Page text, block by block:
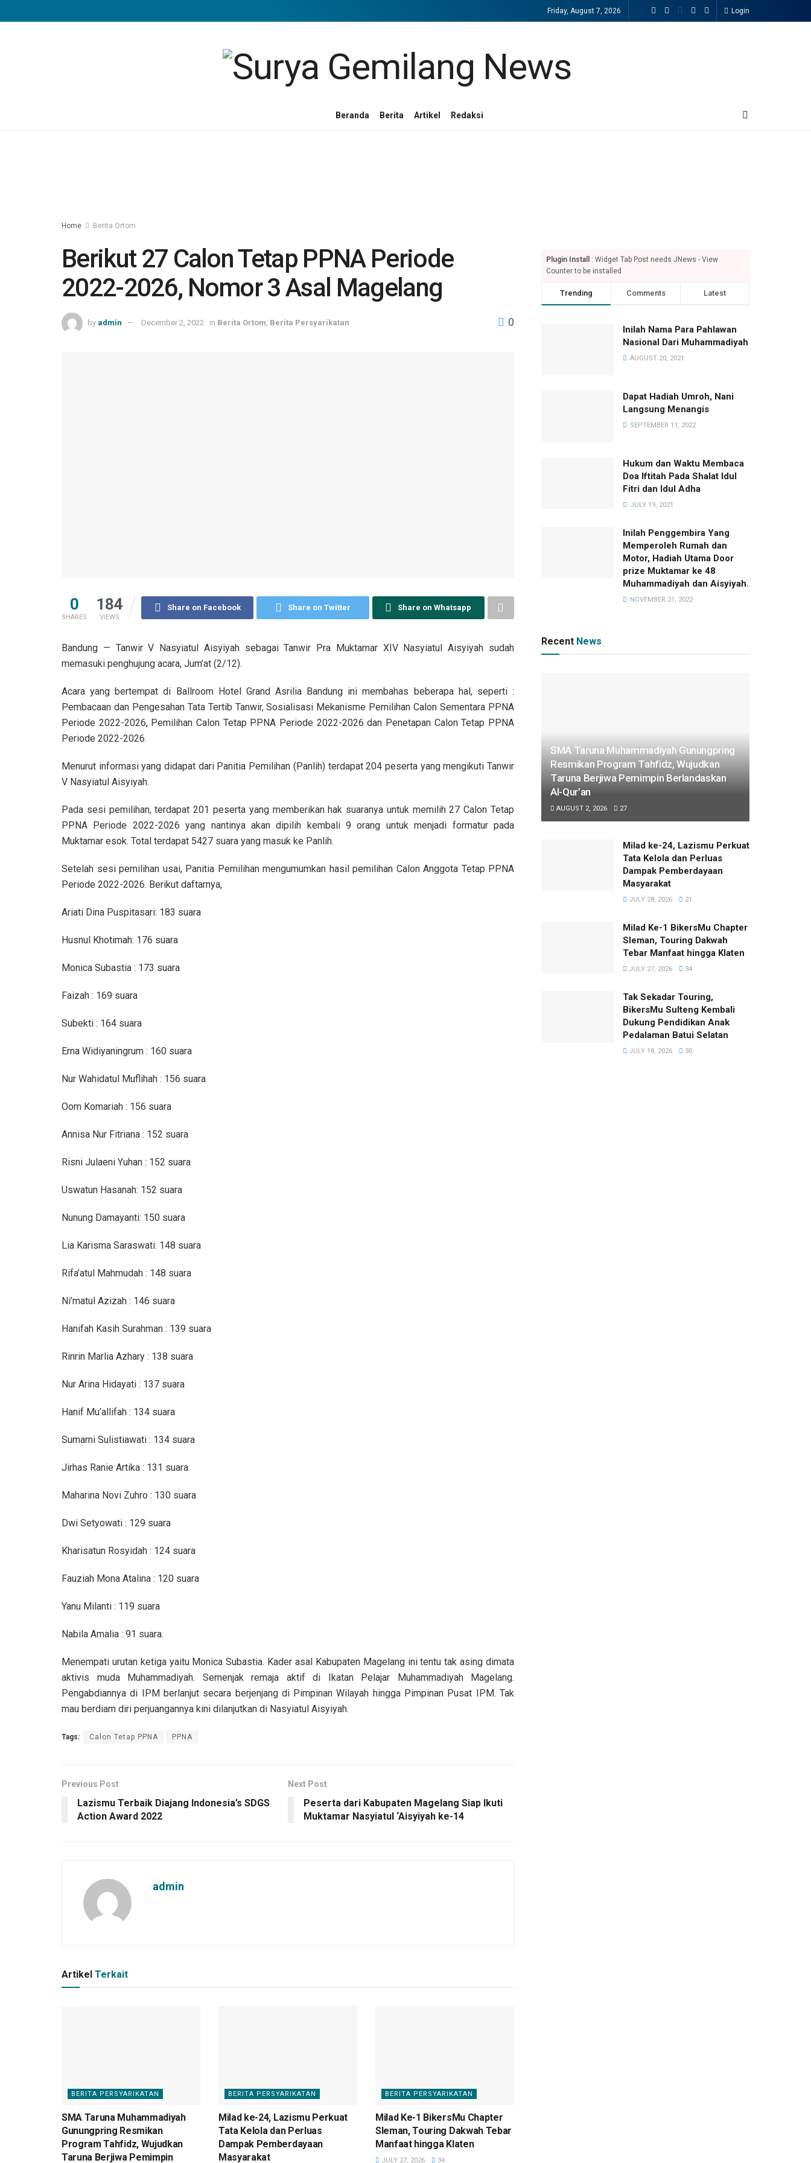
Friday, August 7, 2026 Login
Beranda Berita Artikel Redaksi
Home Berita Ortom
Berikut 27 Calon Tetap PPNA Periode
2022-2026, Nomor 3 Asal Magelang
by admin December 2, 2022 in Berita Ortom Berita Persyarikatan 0
0
SHARES
184
VIEWS
Share on Facebook Share on Twitter Share on Whatsapp
Bandung — Tanwir V Nasyiatul Aisyiyah sebagai Tanwir Pra Muktamar XIV Nasyiatul Aisyiyah sudah
memasuki penghujung acara, Jum’at (2/12).
Acara yang bertempat di Ballroom Hotel Grand Asrilia Bandung ini membahas beberapa hal, seperti :
Pembacaan dan Pengesahan Tata Tertib Tanwir, Sosialisasi Mekanisme Pemilihan Calon Sementara PPNA
Periode 2022-2026, Pemilihan Calon Tetap PPNA Periode 2022-2026 dan Penetapan Calon Tetap PPNA
Periode 2022-2026.
Menurut informasi yang didapat dari Panitia Pemilihan (Panlih) terdapat 204 peserta yang mengikuti Tanwir
V Nasyiatul Aisyiyah.
Pada sesi pemilihan, terdapat 201 peserta yang memberikan hak suaranya untuk memilih 27 Calon Tetap
PPNA Periode 2022-2026 yang nantinya akan dipilih kembali 9 orang untuk menjadi formatur pada
Muktamar esok. Total terdapat 5427 suara yang masuk ke Panlih.
Setelah sesi pemilihan usai, Panitia Pemilihan mengumumkan hasil pemilihan Calon Anggota Tetap PPNA
Periode 2022-2026. Berikut daftarnya,
Ariati Dina Puspitasari: 183 suara
Husnul Khotimah: 176 suara
Monica Subastia : 173 suara
Faizah : 169 suara
Subekti : 164 suara
Erna Widiyaningrum : 160 suara
Nur Wahidatul Muflihah : 156 suara
Oom Komariah : 156 suara
Annisa Nur Fitriana : 152 suara
Risni Julaeni Yuhan : 152 suara
Uswatun Hasanah: 152 suara
Nunung Damayanti: 150 suara
Lia Karisma Saraswati: 148 suara
Rifa’atul Mahmudah : 148 suara
Ni’matul Azizah : 146 suara
Hanifah Kasih Surahman : 139 suara
Rinrin Marlia Azhary : 138 suara
Nur Arina Hidayati : 137 suara
Hanif Mu’allifah : 134 suara
Sumarni Sulistiawati : 134 suara
Jirhas Ranie Artika : 131 suara
Maharina Novi Zuhro : 130 suara
Dwi Setyowati : 129 suara
Kharisatun Rosyidah : 124 suara
Fauziah Mona Atalina : 120 suara
Yanu Milanti : 119 suara
Nabila Amalia : 91 suara.
Menempati urutan ketiga yaitu Monica Subastia. Kader asal Kabupaten Magelang ini tentu tak asing dimata
aktivis muda Muhammadiyah. Semenjak remaja aktif di Ikatan Pelajar Muhammadiyah Magelang.
Pengabdiannya di IPM berlanjut secara berjenjang di Pimpinan Wilayah hingga Pimpinan Pusat IPM. Tak
mau berdiam diri perjuangannya kini dilanjutkan di Nasyiatul Aisyiyah.
Tags: Calon Tetap PPNA PPNA
Previous Post
Lazismu Terbaik Diajang Indonesia’s SDGS
Action Award 2022
Next Post
Peserta dari Kabupaten Magelang Siap Ikuti
Muktamar Nasyiatul ‘Aisyiyah ke-14
admin
Artikel Terkait
BERITA PERSYARIKATAN
SMA Taruna Muhammadiyah
Gunungpring Resmikan
Program Tahfidz, Wujudkan
Taruna Berjiwa Pemimpin
BERITA PERSYARIKATAN
Milad ke-24, Lazismu Perkuat
Tata Kelola dan Perluas
Dampak Pemberdayaan
Masyarakat
BERITA PERSYARIKATAN
Milad Ke-1 BikersMu Chapter
Sleman, Touring Dakwah Tebar
Manfaat hingga Klaten
JULY 27, 2026 34
Plugin Install
: Widget Tab Post needs JNews - View
Counter to be installed
Trending Comments Latest
Inilah Nama Para Pahlawan
Nasional Dari Muhammadiyah
AUGUST 20, 2021
Dapat Hadiah Umroh, Nani
Langsung Menangis
SEPTEMBER 11, 2022
Hukum dan Waktu Membaca
Doa Iftitah Pada Shalat Idul
Fitri dan Idul Adha
JULY 19, 2021
Inilah Penggembira Yang
Memperoleh Rumah dan
Motor, Hadiah Utama Door
prize Muktamar ke 48
Muhammadiyah dan Aisyiyah.
NOVEMBER 21, 2022
Recent News
SMA Taruna Muhammadiyah Gunungpring
Resmikan Program Tahfidz, Wujudkan
Taruna Berjiwa Pemimpin Berlandaskan
Al-Qur’an
AUGUST 2, 2026 27
Milad ke-24, Lazismu Perkuat
Tata Kelola dan Perluas
Dampak Pemberdayaan
Masyarakat
JULY 28, 2026 21
Milad Ke-1 BikersMu Chapter
Sleman, Touring Dakwah
Tebar Manfaat hingga Klaten
JULY 27, 2026 34
Tak Sekadar Touring,
BikersMu Sulteng Kembali
Dukung Pendidikan Anak
Pedalaman Batui Selatan
JULY 18, 2026 30